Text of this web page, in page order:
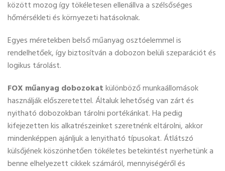
között mozog így tökéletesen ellenállva a szélsőséges
hőmérsékleti és környezeti hatásoknak.
Egyes méretekben belső műanyag osztóelemmel is
rendelhetőek, így biztosítván a dobozon belüli szeparációt és
logikus tárolást.
FOX műanyag dobozokatkülönböző munkaállomások
használják előszeretettel. Általuk lehetőség van zárt és
nyitható dobozokban tárolni portékánkat. Ha pedig
kifejezetten kis alkatrészeinket szeretnénk eltárolni, akkor
mindenképpen ajánljuk a lenyitható típusokat. Átlátszó
külsőjének köszönhetően tökéletes betekintést nyerhetünk a
benne elhelyezett cikkek számáról, mennyiségéről és